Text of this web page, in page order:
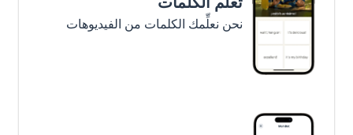
نحن نعلِّمك الكلمات من الفيديوهات